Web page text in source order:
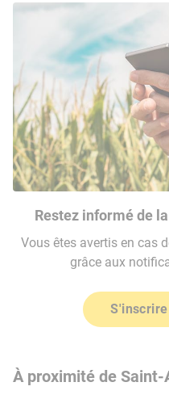
Restez informé de
Vous êtes avertis en cas
grâce aux
À proximité de